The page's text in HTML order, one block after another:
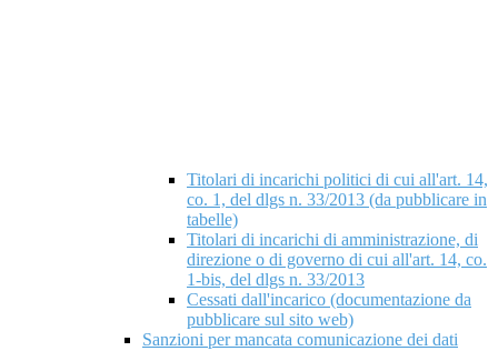
Titolari di incarichi politici di cui all'art. 14,
co. 1, del dlgs n. 33/2013 (da pubblicare in
tabelle)
Titolari di incarichi di amministrazione, di
direzione o di governo di cui all'art. 14, co.
1-bis, del dlgs n. 33/2013
Cessati dall'incarico (documentazione da
pubblicare sul sito web)
Sanzioni per mancata comunicazione dei dati